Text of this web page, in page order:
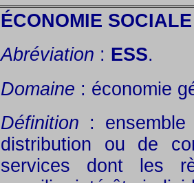
ÉCONOMIE
Abréviation : ESS.
Domaine : économie
Définition : ensemble
distribution ou de
services dont les